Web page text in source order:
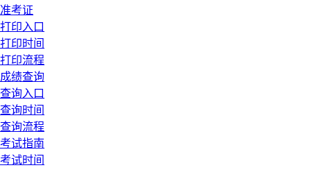
准考证
打印入口
打印时间
打印流程
成绩查询
查询入口
查询时间
查询流程
考试指南
考试时间